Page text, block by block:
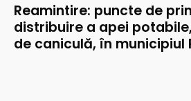
Reamintire: puncte de
distribuire a apei
de caniculă, în municipiul